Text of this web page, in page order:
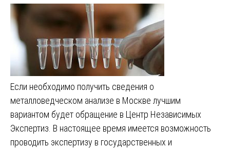
Если необходимо получить сведения о
металловедческом анализе в Москве лучшим
вариантом будет обращение в Центр Независимых
Экспертиз. В настоящее время имеется возможность
проводить экспертизу в государственных и